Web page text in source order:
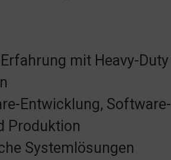
mit Heavy-Duty
Entwicklung, Software-
Produktion
Systemlösungen